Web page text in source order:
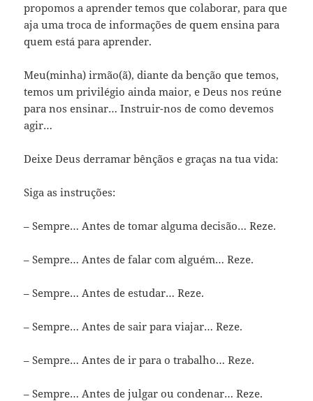
propomos a aprender temos que colaborar, para que
aja uma troca de informações de quem ensina para
quem está para aprender.
Meu(minha) irmão(ã), diante da benção que temos,
temos um privilégio ainda maior, e Deus nos reúne
para nos ensinar… Instruir-nos de como devemos
agir…
Deixe Deus derramar bênçãos e graças na tua vida:
Siga as instruções:
– Sempre… Antes de tomar alguma decisão… Reze.
– Sempre… Antes de falar com alguém… Reze.
– Sempre… Antes de estudar… Reze.
– Sempre… Antes de sair para viajar… Reze.
– Sempre… Antes de ir para o trabalho… Reze.
– Sempre… Antes de julgar ou condenar… Reze.